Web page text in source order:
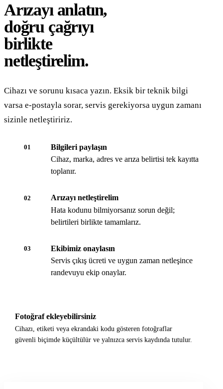
Arızayı anlatın,
doğru çağrıyı
birlikte
netleştirelim.
Cihazı ve sorunu kısaca yazın. Eksik bir teknik bilgi
varsa e-postayla sorar, servis gerekiyorsa uygun zamanı
sizinle netleştiririz.
01
Bilgileri paylaşın
Cihaz, marka, adres ve arıza belirtisi tek kayıtta
toplanır.
02
Arızayı netleştirelim
Hata kodunu bilmiyorsanız sorun değil;
belirtileri birlikte tamamlarız.
03
Ekibimiz onaylasın
Servis çıkış ücreti ve uygun zaman netleşince
randevuyu ekip onaylar.
Fotoğraf ekleyebilirsiniz
Cihazı, etiketi veya ekrandaki kodu gösteren fotoğraflar
güvenli biçimde küçültülür ve yalnızca servis kaydında tutulur.